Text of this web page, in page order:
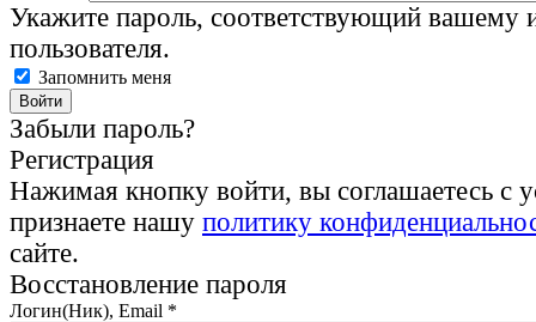
Укажите пароль, соответствующий вашему
пользователя.
Запомнить меня
Забыли пароль?
Регистрация
Нажимая кнопку войти, вы соглашаетесь с
признаете нашу политику
сайте.
Восстановление пароля
Логин(Ник), Email *